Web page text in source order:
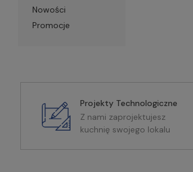
Nowości
Promocje
Projekty Technologiczne
Z nami zaprojektujesz
kuchnię swojego lokalu